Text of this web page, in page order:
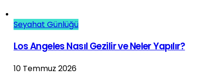
Seyahat Günlüğü
Los Angeles Nasıl Gezilir ve Neler Yapılır?
10 Temmuz 2026